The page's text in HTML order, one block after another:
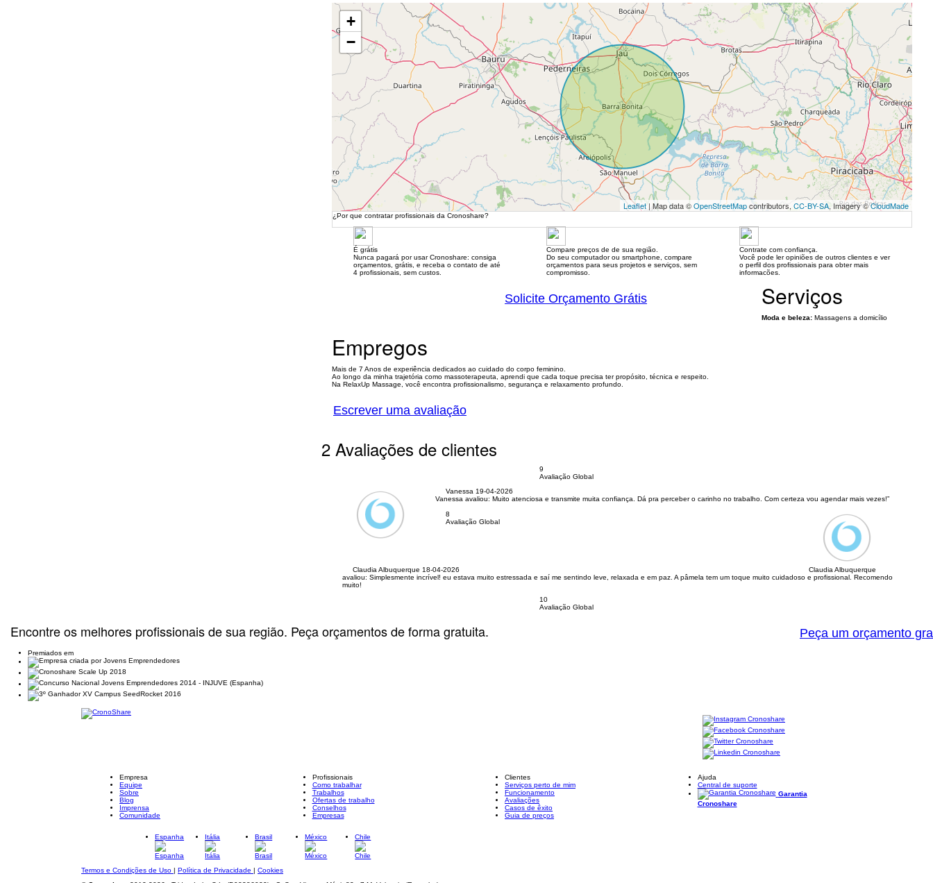
+
−
Leaflet | Map data ©OpenStreetMapcontributors, CC-BY-SA, Imagery ©CloudMade
¿Por que contratar profissionais da Cronoshare?
É grátis
Nunca pagará por usar Cronoshare: consiga
orçamentos, grátis, e receba o contato de até
4 profissionais, sem custos.
Compare preços de de sua região.
Do seu computador ou smartphone, compare
orçamentos para seus projetos e serviços, sem
compromisso.
Contrate com confiança.
Você pode ler opiniões de outros clientes e ver
o perfil dos profissionais para obter mais
informacões.
Solicite Orçamento Grátis Serviços
Moda e beleza: Massagens a domicílio
Empregos
Mais de 7 Anos de experiência dedicados ao cuidado do corpo feminino.
Ao longo da minha trajetória como massoterapeuta, aprendi que cada toque precisa ter propósito, técnica e respeito.
Na RelaxUp Massage, você encontra profissionalismo, segurança e relaxamento profundo.
Escrever uma avaliação
2 Avaliações de clientes
9
Avaliação Global
Vanessa 19-04-2026
Vanessa avaliou:Muito atenciosa e transmite muita confiança. Dá pra perceber o carinho no trabalho. Com certeza vou agendar mais vezes!”
8
Avaliação Global
Claudia Albuquerque 18-04-2026
Claudia Albuquerque
avaliou: Simplesmente incrível! eu estava muito estressada e saí me sentindo leve, relaxada e em paz. A pâmela tem um toque muito cuidadoso e profissional. Recomendo
muito!
10
Avaliação Global
Encontre os melhores profissionais de sua região. Peça orçamentos de forma gratuita. Peça um orçamento
Premiados em
Empresa
Equipe
Sobre
Blog
Imprensa
Comunidade
Profissionais
Como trabalhar
Trabalhos
Ofertas de trabalho
Conselhos
Empresas
Clientes
Serviços perto de mim
Funcionamento
Avaliações
Casos de êxito
Guia de preços
Ajuda
Central de suporte
Garantia
Cronoshare
Espanha Itália Brasil México Chile
Termos e Condições de Uso | Política de Privacidade | Cookies